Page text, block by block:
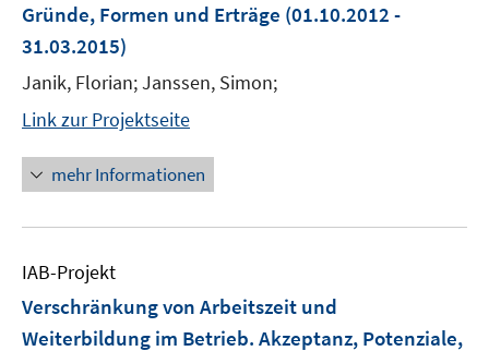
Gründe, Formen und Erträge (01.10.2012 -
31.03.2015)
Janik, Florian; Janssen, Simon;
Link zur Projektseite
mehr Informationen
IAB-Projekt
Verschränkung von Arbeitszeit und
Weiterbildung im Betrieb. Akzeptanz, Potenziale,